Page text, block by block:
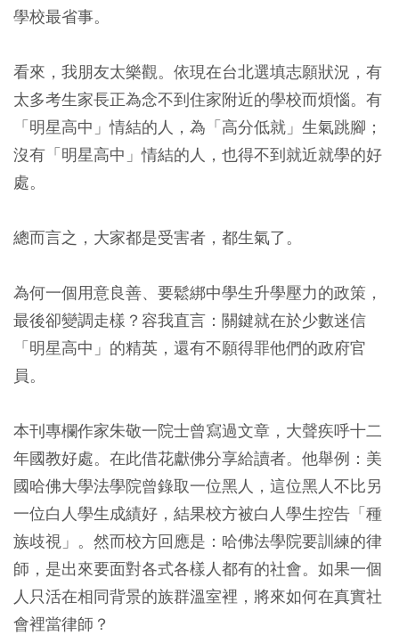
學校最省事。
看來，我朋友太樂觀。依現在台北選填志願狀況，有
太多考生家長正為念不到住家附近的學校而煩惱。有
「明星高中」情結的人，為「高分低就」生氣跳腳；
沒有「明星高中」情結的人，也得不到就近就學的好
處。
總而言之，大家都是受害者，都生氣了。
為何一個用意良善、要鬆綁中學生升學壓力的政策，
最後卻變調走樣？容我直言：關鍵就在於少數迷信
「明星高中」的精英，還有不願得罪他們的政府官
員。
本刊專欄作家朱敬一院士曾寫過文章，大聲疾呼十二
年國教好處。在此借花獻佛分享給讀者。他舉例：美
國哈佛大學法學院曾錄取一位黑人，這位黑人不比另
一位白人學生成績好，結果校方被白人學生控告「種
族歧視」。然而校方回應是：哈佛法學院要訓練的律
師，是出來要面對各式各樣人都有的社會。如果一個
人只活在相同背景的族群溫室裡，將來如何在真實社
會裡當律師？